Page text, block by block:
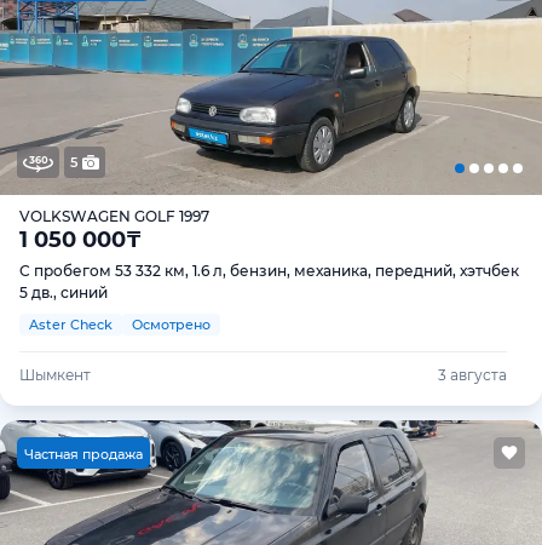
5
VOLKSWAGEN GOLF 1997
1 050 000₸
С пробегом 53 332 км, 1.6 л, бензин, механика, передний, хэтчбек
5 дв., синий
Aster Check Осмотрено
Шымкент 3 августа
Частная продажа